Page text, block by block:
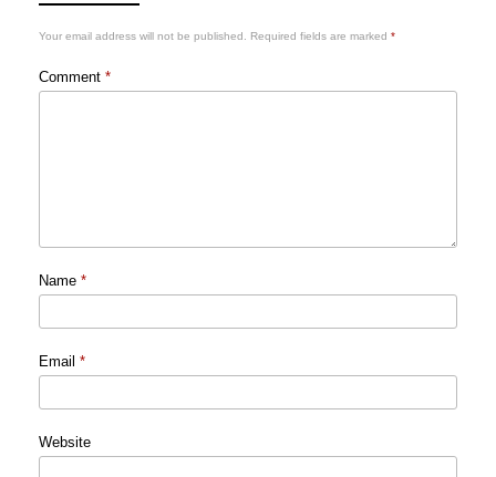
Your email address will not be published. Required fields are marked *
Comment *
Name *
Email *
Website